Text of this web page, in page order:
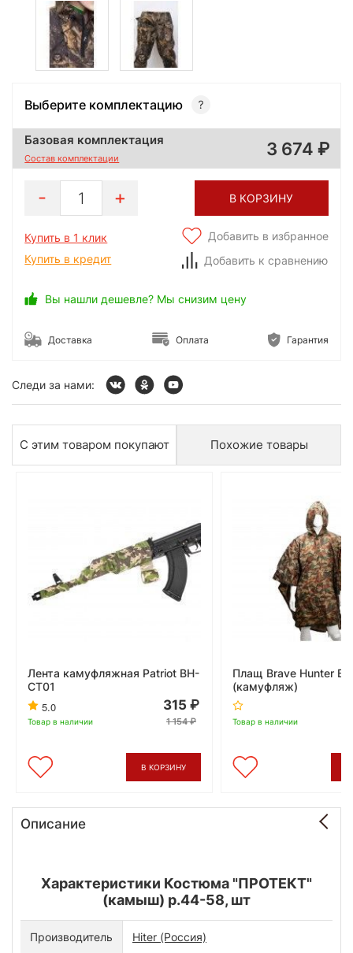
Выберите комплектацию
Базовая комплектация
Состав комплектации 3 674
1 В КОРЗИНУ
Купить в 1 клик
Купить в кредит
Добавить в избранное
Добавить к сравнению
Вы нашли дешевле? Мы снизим цену
Доставка Оплата Гарантия
Следи за нами:
С этим товаром покупают Похожие товары
Лента камуфляжная Patriot BH-
CT01
5.0
Товар в наличии
315
1 154
В КОРЗИНУ
Плащ Brave Hunter
(камуфляж)
Товар в наличии
Описание
Характеристики Костюма "ПРОТЕКТ"
(камыш) р.44-58, шт
Производитель Hiter (Россия)